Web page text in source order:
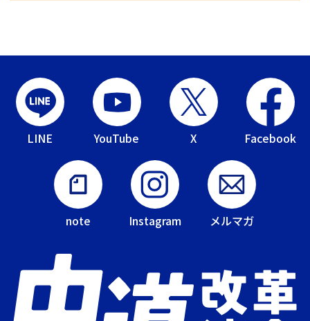
LINE YouTube X Facebook
note Instagram メルマガ